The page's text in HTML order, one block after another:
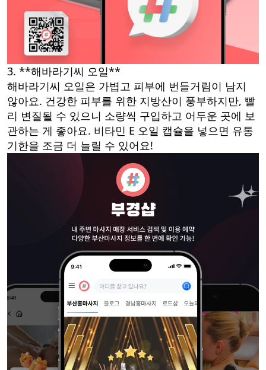
3. **해바라기씨 오일**
해바라기씨 오일은 가볍고 피부에 번들거림이 남지
않아요. 건강한 피부를 위한 지방산이 풍부하지만, 빨
리 변질될 수 있으니 소량씩 구입하고 어두운 곳에 보
관하는 게 좋아요. 비타민 E 오일 캡슐을 넣으면 유통
기한을 조금 더 늘릴 수 있어요!